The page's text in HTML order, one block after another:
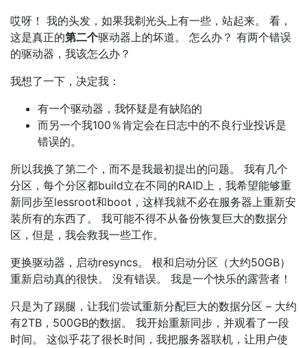
哎呀！ 我的头发，如果我剃光头上有一些，站起来。 看，
这是真正的第二个驱动器上的坏道。 怎么办？ 有两个错误
的驱动器，我该怎么办？
我想了一下，决定我：
有一个驱动器，我怀疑是有缺陷的
而另一个我100％肯定会在日志中的不良行业投诉是
错误的。
所以我换了第二个，而不是我最初提出的问题。 我有几个
分区，每个分区都build立在不同的RAID上，我希望能够重
新同步至lessroot和boot，这样我就不必在服务器上重新安
装所有的东西了。 我可能不得不从备份恢复巨大的数据分
区，但是，我会救我一些工作。
更换驱动器，启动resyncs。 根和启动分区（大约50GB）
重新启动真的很快。 没有错误。 我是一个快乐的露营者！
只是为了踢腿，让我们尝试重新分配巨大的数据分区 – 大约
有2TB，500GB的数据。 我开始重新同步，并观看了一段
时间。 这似乎花了很长时间，我把服务器联机，让用户使